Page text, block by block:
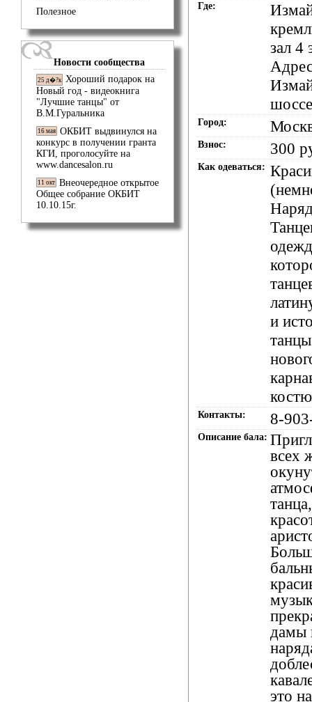
Полезное
Новости сообщества
25 д�?к Хороший подарок на
Новый год - видеокнига
"Лучшие танцы" от
В.М.Гуральника
16 мая ОКБИТ выдвинулся на
конкурс в получении гранта
КГИ, проголосуйте на
www.dancesalon.ru
11 окт Внеочередное открытое
Общее собрание ОКБИТ
10.10.15г.
Где:
зал 4
Город:
Взнос: 300
Как одеваться:
и
Контакты: 8-
Описание бала:
всех
дамы
это